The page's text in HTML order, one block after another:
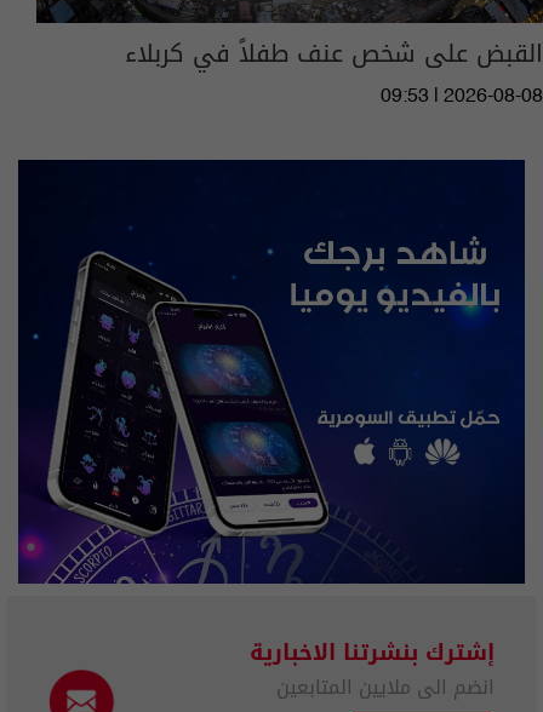
القبض على شخص عنف طفلاً في كربلاء
09:53 | 2026-08-08
إشترك بنشرتنا الاخبارية
انضم الى ملايين المتابعين